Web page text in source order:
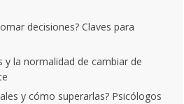
decisiones? Claves para
la normalidad de cambiar de
y cómo superarlas? Psicólogos